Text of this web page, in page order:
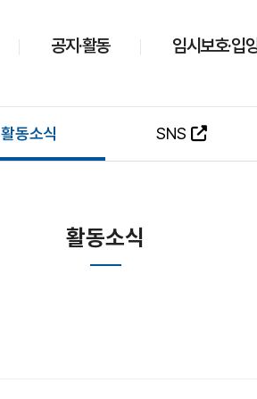
공지·활동 임시보호·입
활동소식 SNS
활동소식